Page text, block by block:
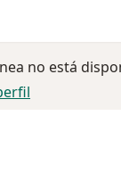
no está